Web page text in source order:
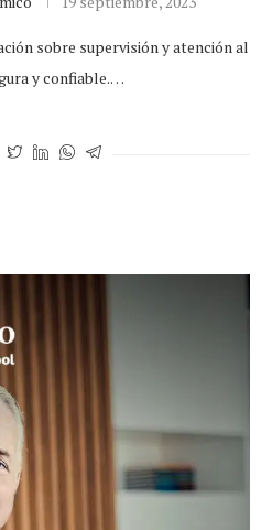
sobre supervisión y atención al
y confiable.…